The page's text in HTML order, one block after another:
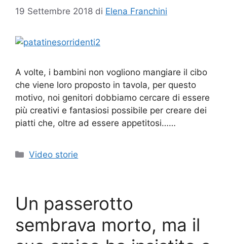
19 Settembre 2018 di Elena Franchini
A volte, i bambini non vogliono mangiare il cibo
che viene loro proposto in tavola, per questo
motivo, noi genitori dobbiamo cercare di essere
più creativi e fantasiosi possibile per creare dei
piatti che, oltre ad essere appetitosi……
Categorie
Video storie
Un passerotto
sembrava morto, ma il